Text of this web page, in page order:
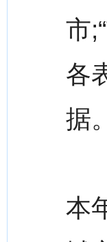
市
各
据。
本